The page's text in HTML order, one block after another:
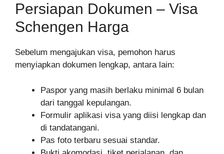
Persiapan Dokumen – Visa
Schengen Harga
Sebelum mengajukan visa, pemohon harus
menyiapkan dokumen lengkap, antara lain:
Paspor yang masih berlaku minimal 6 bulan
dari tanggal kepulangan.
Formulir aplikasi visa yang diisi lengkap dan
di tandatangani.
Pas foto terbaru sesuai standar.